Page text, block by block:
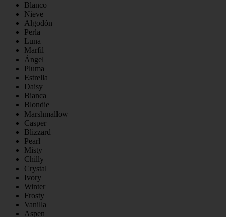
Blanco
Nieve
Algodón
Perla
Luna
Marfil
Ángel
Pluma
Estrella
Daisy
Bianca
Blondie
Marshmallow
Casper
Blizzard
Pearl
Misty
Chilly
Crystal
Ivory
Winter
Frosty
Vanilla
Aspen